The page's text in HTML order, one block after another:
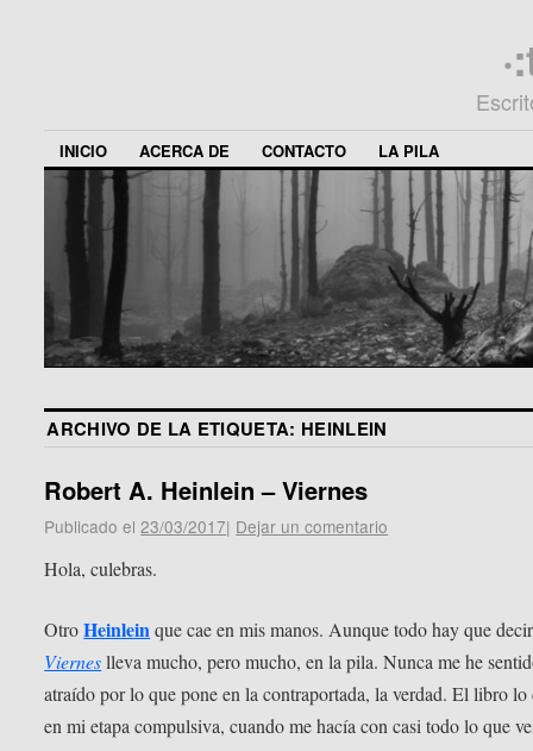
INICIO ACERCA DE CONTACTO LA PILA
ARCHIVO DE LA ETIQUETA: HEINLEIN
Robert A. Heinlein – Viernes
Publicado el 23/03/2017| Dejar un comentario
Hola, culebras.
OtroHeinlein que cae en mis manos. Aunque todo hay que
Vierneslleva mucho, pero mucho, en la pila. Nunca me he
atraído por lo que pone en la contraportada, la verdad. El libro lo
en mi etapa compulsiva, cuando me hacía con casi todo lo que